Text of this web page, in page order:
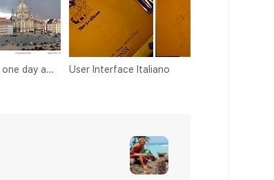
Remembering one day at Dresden User Interface Italiano